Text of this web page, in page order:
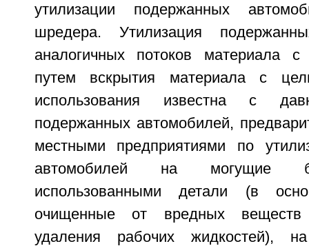
утилизации подержанных
шредера. Утилизация
аналогичных потоков материала
путем вскрытия материала с
использования известна с
подержанных автомобилей,
местными предприятиями по
автомобилей на могущие
использованными детали (в
очищенные от вредных веществ
удаления рабочих жидкостей),